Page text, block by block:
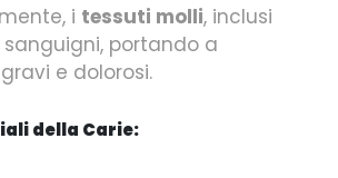
i tessuti molli, inclusi
sanguigni, portando a
e dolorosi.
della Carie: